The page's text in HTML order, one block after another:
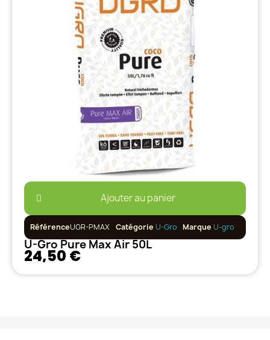
Ajouter au panier
RéférenceUGR-PMAX Catégorie U-Gro Marque U-gro
U-Gro Pure Max Air 50L
24,50 €